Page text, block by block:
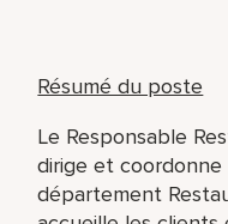
Résumé du poste
Le Responsable
dirige et
département